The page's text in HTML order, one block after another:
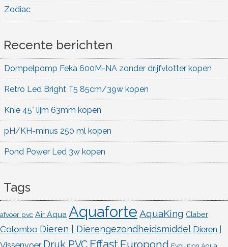
Zodiac
Recente berichten
Dompelpomp Feka 600M-NA zonder drijfvlotter kopen
Retro Led Bright T5 85cm/39w kopen
Knie 45° lijm 63mm kopen
pH/KH-minus 250 ml kopen
Pond Power Led 3w kopen
Tags
afvoer pvc Air Aqua Aquaforte AquaKing Claber
Colombo Dieren | Dierengezondheidsmiddel Dieren |
Effast Europond